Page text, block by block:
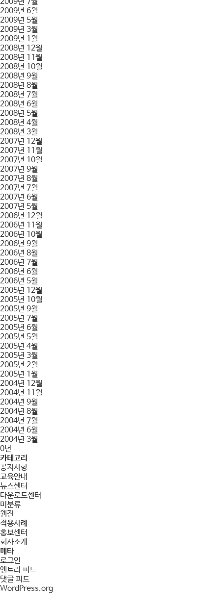
2009년 6월
2009년 5월
2009년 3월
2009년 1월
2008년 12월
2008년 11월
2008년 10월
2008년 9월
2008년 8월
2008년 7월
2008년 6월
2008년 5월
2008년 4월
2008년 3월
2007년 12월
2007년 11월
2007년 10월
2007년 9월
2007년 8월
2007년 7월
2007년 6월
2007년 5월
2006년 12월
2006년 11월
2006년 10월
2006년 9월
2006년 8월
2006년 7월
2006년 6월
2006년 5월
2005년 12월
2005년 10월
2005년 9월
2005년 7월
2005년 6월
2005년 5월
2005년 4월
2005년 3월
2005년 2월
2005년 1월
2004년 12월
2004년 11월
2004년 9월
2004년 8월
2004년 7월
2004년 6월
2004년 3월
0년
카테고리
공지사항
교육안내
뉴스센터
다운로드센터
미분류
웹진
적용사례
홍보센터
회사소개
메타
로그인
엔트리 피드
댓글 피드
WordPress.org